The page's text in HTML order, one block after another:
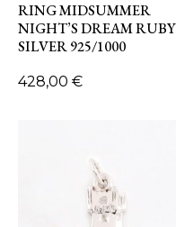
RING MIDSUMMER
NIGHT’S DREAM RUBY
SILVER 925/1000
428,00 €